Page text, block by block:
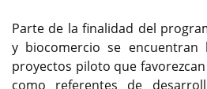
Parte de la finalidad del
y biocomercio se encuentran
proyectos piloto que
como referentes de